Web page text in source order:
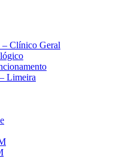
Clínico Geral
Limeira